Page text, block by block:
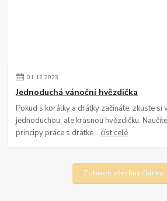
01.12.2023
Jednoduchá vánoční hvězdička
Pokud s korálky a drátky začínáte, zkuste
jednoduchou, ale krásnou hvězdičku.
principy práce s drátke...číst celé
Zobrazit všechny články